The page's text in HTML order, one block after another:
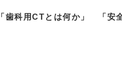
「歯科用CTとは何か」 「安